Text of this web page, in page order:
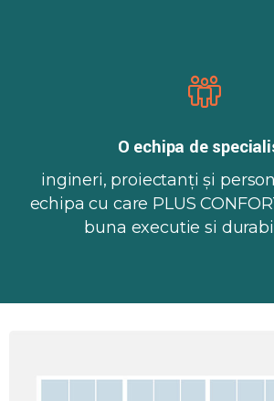
O echipa de
ingineri, proiectanți și
echipa cu care PLUS
buna executie si